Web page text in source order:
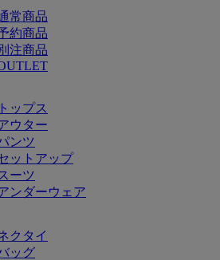
常商品
約商品
注商品
トップス
ウター
ンツ
ットアップ
ーツ
ンダーウェア
クタイ
ッグ